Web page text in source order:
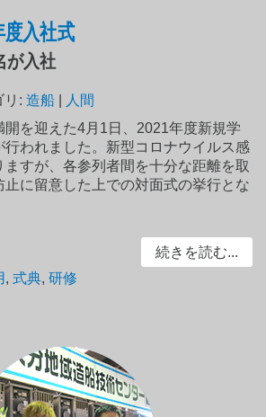
度入社式
が入社
リ:造船
人間
開を迎えた4月1日、2021年度新規学
行われました。新型コロナウイルス感
すが、各参列者間を十分な距離を取
止に留意した上での対面式の挙行とな
続きを読む...
,式典,研修